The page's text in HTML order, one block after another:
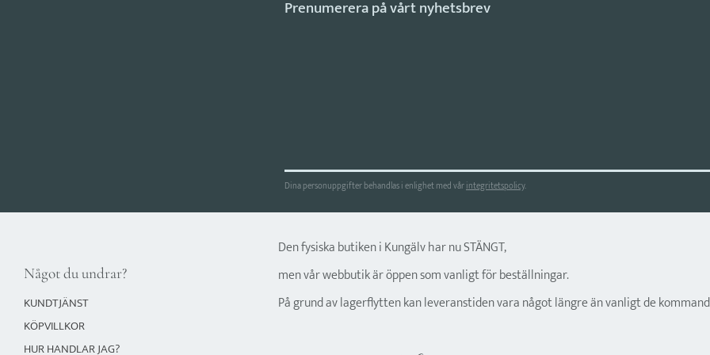
Dina personuppgifter behandlas i enlighet med vårintegritetspolicy.
Något du undrar?
KUNDTJÄNST
KÖPVILLKOR
HUR HANDLAR JAG?
Den fysiska butiken i Kungälv har nu STÄNGT,
men vår webbutik är öppen som vanligt för beställningar.
På grund av lagerflytten kan leveranstiden vara något längre än vanligt de